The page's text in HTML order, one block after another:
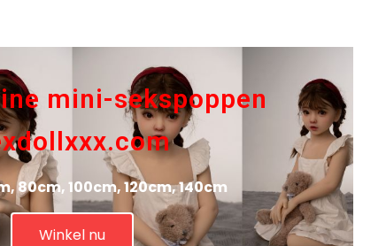
mini-sekspoppen
80cm, 100cm, 120cm, 140cm
Winkel nu